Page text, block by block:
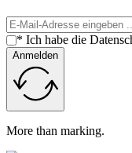
* Ich habe die
Anmelden
More than marking.